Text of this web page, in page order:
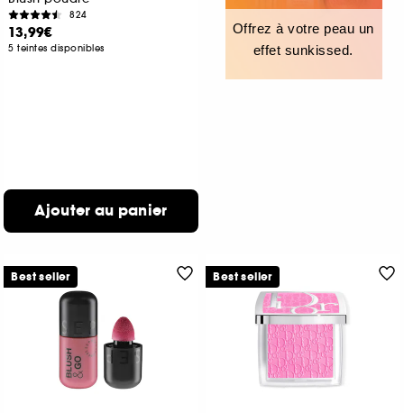
824
13,99€
5 teintes disponibles
Ajouter au panier
Offrez à votre peau un
effet sunkissed.
Best seller Best seller